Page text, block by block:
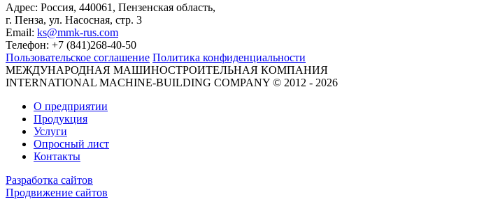
Адрес: Россия, 440061, Пензенская область,
г. Пенза, ул. Насосная, стр. 3
Email: ks@mmk-rus.com
Телефон: +7 (841)268-40-50
Пользовательское соглашение Политика конфиденциальности
МЕЖДУНАРОДНАЯ МАШИНОСТРОИТЕЛЬНАЯ КОМПАНИЯ
INTERNATIONAL MACHINE-BUILDING COMPANY © 2012 - 2026
О предприятии
Продукция
Услуги
Опросный лист
Контакты
Разработка сайтов
Продвижение сайтов